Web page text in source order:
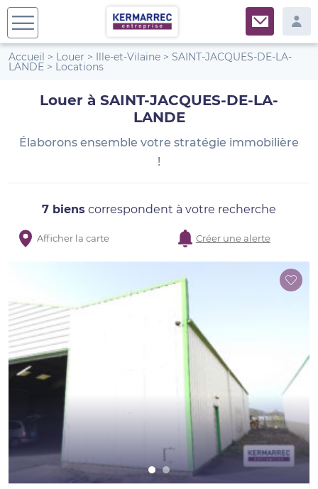
Accueil > Louer > Ille-et-Vilaine > SAINT-JACQUES-DE-LA-
LANDE > Locations
Louer à SAINT-JACQUES-DE-LA-
LANDE
Élaborons ensemble votre stratégie immobilière
!
7 biens correspondent à votre recherche
Afficher la carte Créer une alerte